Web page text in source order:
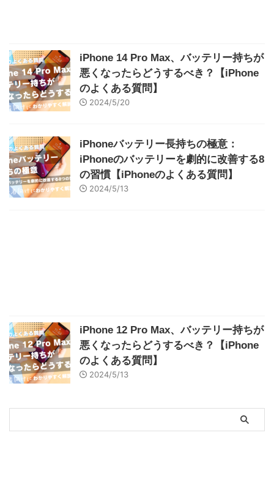
iPhone 14 Pro Max、バッテリー持ちが
悪くなったらどうするべき？【iPhone
のよくある質問】
2024/5/20
iPhoneバッテリー長持ちの極意：
iPhoneのバッテリーを劇的に改善する8
の習慣【iPhoneのよくある質問】
2024/5/13
iPhone 12 Pro Max、バッテリー持ちが
悪くなったらどうするべき？【iPhone
のよくある質問】
2024/5/13